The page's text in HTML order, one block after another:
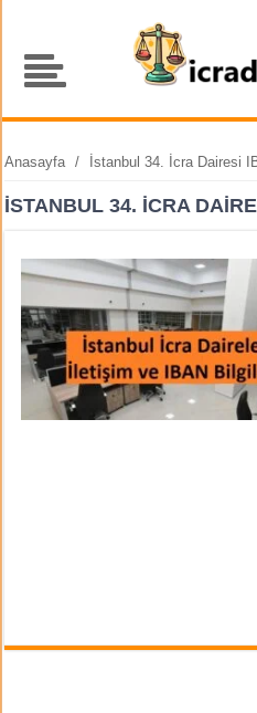
Anasayfa / İstanbul 34. İcra Dairesi
İSTANBUL 34. İCRA